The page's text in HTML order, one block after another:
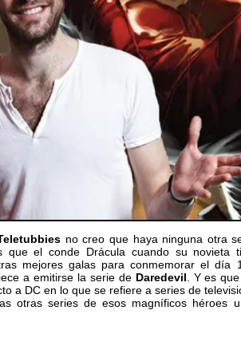
no creo que haya ninguna otra
que el conde Drácula cuando su
mejores galas para conmemorar el
a emitirse la serie de Daredevil . Y es
a DC en lo que se refiere a series de
otras series de esos magníficos héroes